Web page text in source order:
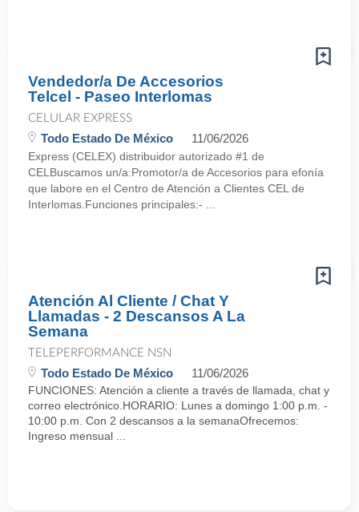
Vendedor/a De Accesorios
Telcel - Paseo Interlomas
CELULAR EXPRESS
Todo Estado De México 11/06/2026
Express (CELEX) distribuidor autorizado #1 de
CELBuscamos un/a:Promotor/a de Accesorios para efonía
que labore en el Centro de Atención a Clientes CEL de
Interlomas.Funciones principales:- ...
Atención Al Cliente / Chat Y
Llamadas - 2 Descansos A La
Semana
TELEPERFORMANCE NSN
Todo Estado De México 11/06/2026
FUNCIONES: Atención a cliente a través de llamada, chat y
correo electrónico.HORARIO: Lunes a domingo 1:00 p.m. -
10:00 p.m. Con 2 descansos a la semanaOfrecemos:
Ingreso mensual ...